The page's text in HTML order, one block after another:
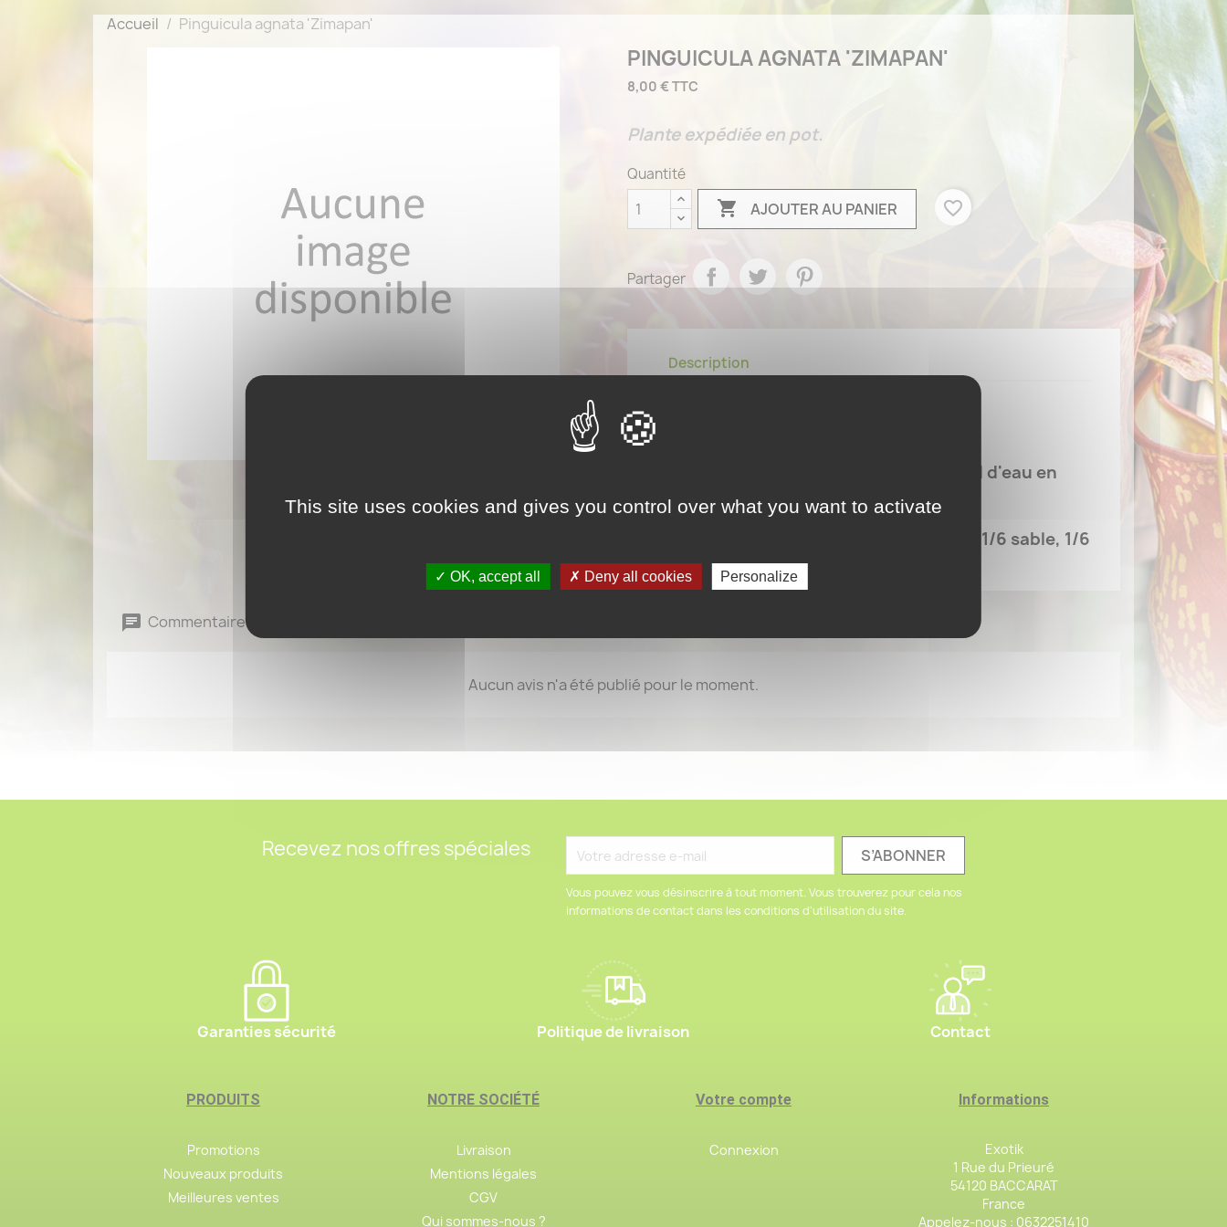
Accueil Pinguicula agnata 'Zimapan'
PINGUICULA AGNATA 'ZIMAPAN'
8,00 € TTC
Plante expédiée en pot.
Quantité
 AJOUTER AU PANIER favorite_border
Partager
Description
Entretien
Arrosage: au sec en hiver, un petit fond d'eau en
Exposition: ombre
Substrat: 1/6 tourbe blonde, 1/6 litière, 1/6 sable, 1/6
Commentaires (0)
Aucun avis n'a été publié pour le moment.
Recevez nos offres spéciales
Vous pouvez vous désinscrire à tout moment. Vous trouverez pour cela nos
informations de contact dans les conditions d'utilisation du site.
Garanties sécurité Politique de livraison Contact
PRODUITS
Promotions
Nouveaux produits
Meilleures ventes
NOTRE SOCIÉTÉ
Livraison
Mentions légales
CGV
Qui sommes-nous ?
Votre compte
Connexion
Informations
Exotik
1 Rue du Prieuré
54120 BACCARAT
France
Appelez-nous : 0632251410
This site uses cookies and gives you control over what you want to activate
OK, accept all Deny all cookies Personalize